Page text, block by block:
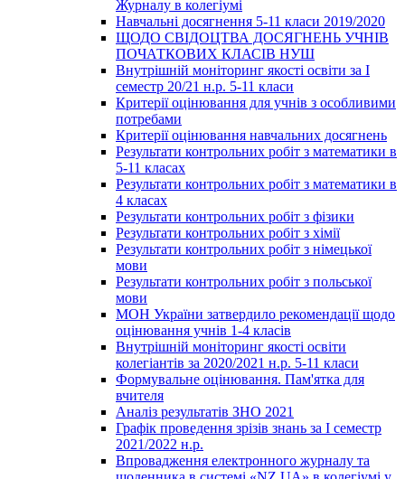
Журналу в колегіумі
Навчальні досягнення 5-11 класи 2019/2020
ЩОДО СВІДОЦТВА ДОСЯГНЕНЬ УЧНІВ
ПОЧАТКОВИХ КЛАСІВ НУШ
Внутрішній моніторинг якості освіти за І
семестр 20/21 н.р. 5-11 класи
Критерії оцінювання для учнів з особливими
потребами
Критерії оцінювання навчальних досягнень
Результати контрольних робіт з математики в
5-11 класах
Результати контрольних робіт з математики в
4 класах
Результати контрольних робіт з фізики
Результати контрольних робіт з хімії
Результати контрольних робіт з німецької
мови
Результати контрольних робіт з польської
мови
МОН України затвердило рекомендації щодо
оцінювання учнів 1-4 класів
Внутрішній моніторинг якості освіти
колегіантів за 2020/2021 н.р. 5-11 класи
Формувальне оцінювання. Пам'ятка для
вчителя
Аналіз результатів ЗНО 2021
Графік проведення зрізів знань за І семестр
2021/2022 н.р.
Впровадження електронного журналу та